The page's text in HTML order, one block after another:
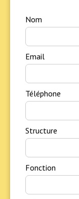
Nom
Email
Téléphone
Structure
Fonction